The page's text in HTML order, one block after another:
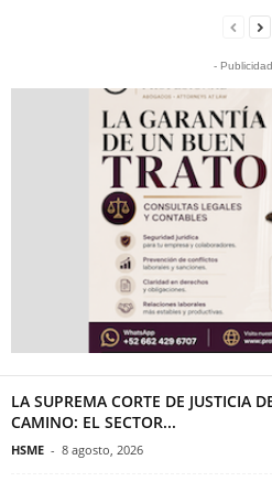
-
LA SUPREMA CORTE DE JUSTICIA
CAMINO: EL SECTOR...
HSME - 8 agosto, 2026